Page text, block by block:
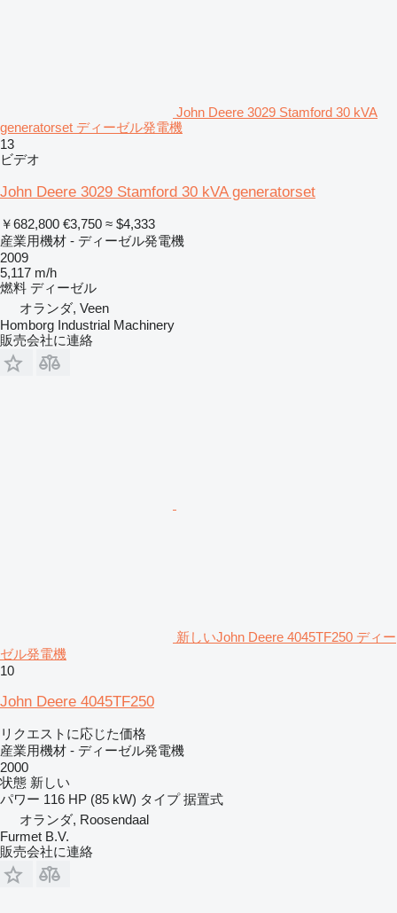
John Deere 3029 Stamford 30 kVA
generatorset ディーゼル発電機
13
ビデオ
John Deere 3029 Stamford 30 kVA generatorset
￥682,800 €3,750 ≈ $4,333
産業用機材 - ディーゼル発電機
2009
5,117 m/h
燃料 ディーゼル
オランダ, Veen
Homborg Industrial Machinery
販売会社に連絡
新しいJohn Deere 4045TF250 ディー
ゼル発電機
10
John Deere 4045TF250
リクエストに応じた価格
産業用機材 - ディーゼル発電機
2000
状態 新しい
パワー 116 HP (85 kW) タイプ 据置式
オランダ, Roosendaal
Furmet B.V.
販売会社に連絡